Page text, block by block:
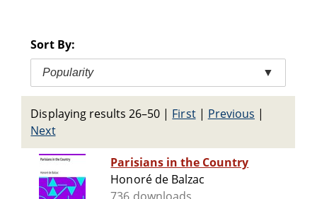
Sort By:
Popularity ▼
Displaying results 26–50 | First| Previous |
Next
Parisians in the Country
Honoré de Balzac